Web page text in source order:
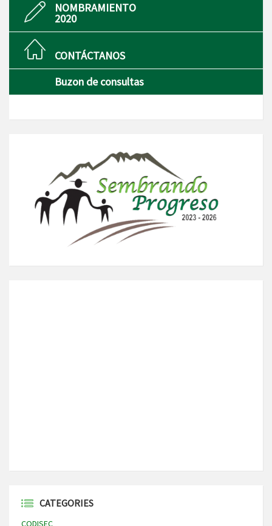
NOMBRAMIENTO
2020
CONTÁCTANOS
Buzon de consultas
CATEGORIES
CODISEC